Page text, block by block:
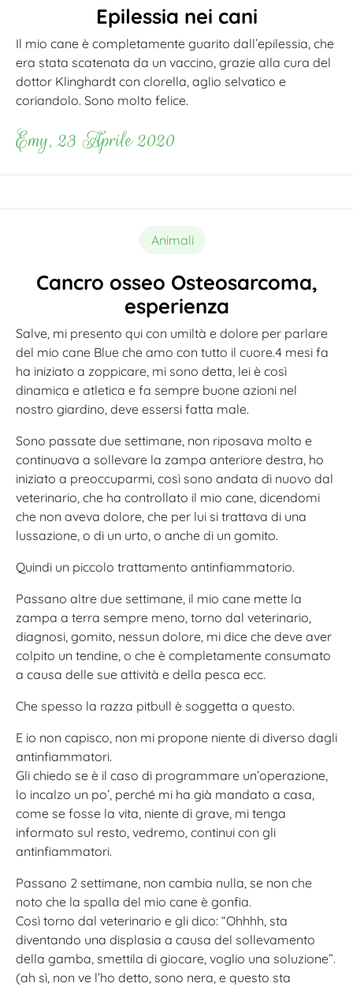
Epilessia nei cani
Il mio cane è completamente guarito dall’epilessia, che
era stata scatenata da un vaccino, grazie alla cura del
dottor Klinghardt con clorella, aglio selvatico e
coriandolo. Sono molto felice.
Emy, 23 Aprile 2020
Animali
Cancro osseo Osteosarcoma,
esperienza
Salve, mi presento qui con umiltà e dolore per parlare
del mio cane Blue che amo con tutto il cuore.4 mesi fa
ha iniziato a zoppicare, mi sono detta, lei è così
dinamica e atletica e fa sempre buone azioni nel
nostro giardino, deve essersi fatta male.
Sono passate due settimane, non riposava molto e
continuava a sollevare la zampa anteriore destra, ho
iniziato a preoccuparmi, così sono andata di nuovo dal
veterinario, che ha controllato il mio cane, dicendomi
che non aveva dolore, che per lui si trattava di una
lussazione, o di un urto, o anche di un gomito.
Quindi un piccolo trattamento antinfiammatorio.
Passano altre due settimane, il mio cane mette la
zampa a terra sempre meno, torno dal veterinario,
diagnosi, gomito, nessun dolore, mi dice che deve aver
colpito un tendine, o che è completamente consumato
a causa delle sue attività e della pesca ecc.
Che spesso la razza pitbull è soggetta a questo.
E io non capisco, non mi propone niente di diverso dagli
antinfiammatori.
Gli chiedo se è il caso di programmare un’operazione,
lo incalzo un po’, perché mi ha già mandato a casa,
come se fosse la vita, niente di grave, mi tenga
informato sul resto, vedremo, continui con gli
antinfiammatori.
Passano 2 settimane, non cambia nulla, se non che
noto che la spalla del mio cane è gonfia.
Così torno dal veterinario e gli dico: “Ohhhh, sta
diventando una displasia a causa del sollevamento
della gamba, smettila di giocare, voglio una soluzione”.
(ah sì, non ve l’ho detto, sono nera, e questo sta